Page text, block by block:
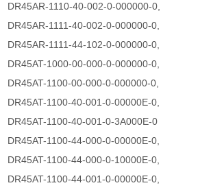
DR45AR-1110-40-002-0-000000-0,
DR45AR-1111-40-002-0-000000-0,
DR45AR-1111-44-102-0-000000-0,
DR45AT-1000-00-000-0-000000-0,
DR45AT-1100-00-000-0-000000-0,
DR45AT-1100-40-001-0-00000E-0,
DR45AT-1100-40-001-0-3A000E-0
DR45AT-1100-44-000-0-00000E-0,
DR45AT-1100-44-000-0-10000E-0,
DR45AT-1100-44-001-0-00000E-0,